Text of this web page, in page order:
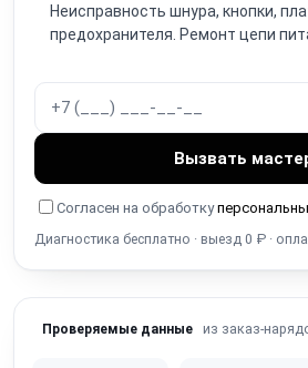
Не работает таймер /
дверца (петли)
Разбито / треснуло стекло
наружное)
Износ / повреждение
(тепловые потери)
Неисправность шнура, кнопки,
предохранителя. Ремонт цепи
Вызвать
Согласен на обработку
Диагностика бесплатно · выезд 0 ₽ ·
Проверяемые данные из заказ-